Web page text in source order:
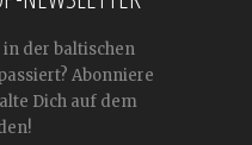
in der baltischen
Abonniere
Dich auf dem